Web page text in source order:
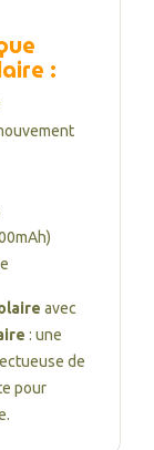
:
avec
: une
de
pour